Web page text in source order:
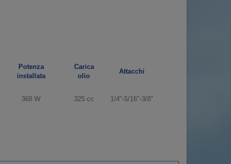
Potenza
installata
Carica
olio
Attacchi
368 W 325 cc 1/4"-5/16"-3/8"